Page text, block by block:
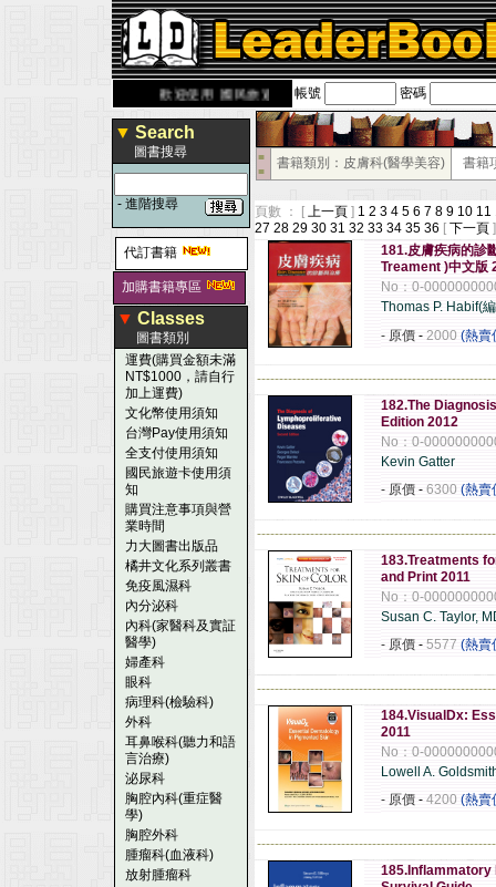
歡迎使用 國民旅遊卡！！ 帳號 密碼
▼ Search
圖書搜尋
- 進階搜尋
代訂書籍
加購書籍專區
▼ Classes
圖書類別
運費(購買金額未滿
NT$1000，請自行
加上運費)
文化幣使用須知
台灣Pay使用須知
全支付使用須知
國民旅遊卡使用須
知
購買注意事項與營
業時間
力大圖書出版品
橘井文化系列叢書
免疫風濕科
內分泌科
內科(家醫科及實証
醫學)
婦產科
眼科
病理科(檢驗科)
外科
耳鼻喉科(聽力和語
言治療)
泌尿科
胸腔內科(重症醫
學)
胸腔外科
腫瘤科(血液科)
放射腫瘤科
■
■
書籍類別：皮膚科(醫學美容) 書籍
頁數 ： [ 上一頁 ] 1 2 3 4 5 6 7 8 9 10 11
27 28 29 30 31 32 33 34 35 36 [ 下一頁 ]
181.皮膚疾病的診
Treament )中文版
No：0-
Thomas P. Habif(
- 原價 - 2000 (熱賣
182.The
Edition 2012
No：0-
Kevin Gatter
- 原價 - 6300 (熱賣
183.Treatments
and Print 2011
No：0-
Susan C. Taylor,
- 原價 - 5577 (熱賣
184.VisualDx:
2011
No：0-
Lowell A.
- 原價 - 4200 (熱賣